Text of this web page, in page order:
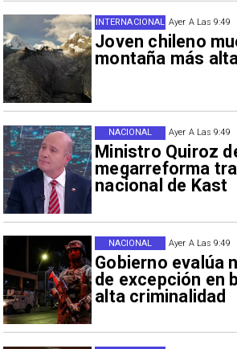
Ayer A Las 9:49
Joven chileno
montaña más
INTERNACIONAL
Ayer A Las 9:49
Ministro Quiroz
megarreforma
nacional de Kast
NACIONAL
Ayer A Las 9:49
Gobierno evalúa
de excepción en
alta criminalidad
NACIONAL